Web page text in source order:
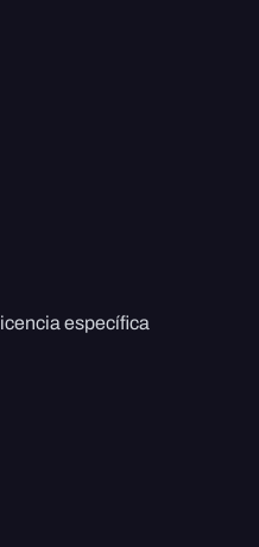
específica